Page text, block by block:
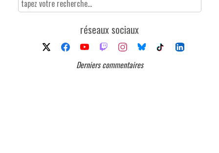
réseaux sociaux
Derniers commentaires